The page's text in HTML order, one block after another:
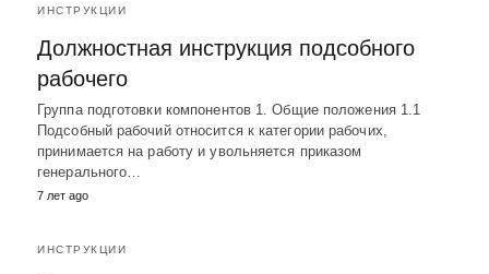
ИНСТРУКЦИИ
Должностная инструкция подсобного
рабочего
Группа подготовки компонентов 1. Общие положения 1.1
Подсобный рабочий относится к категории рабочих,
принимается на работу и увольняется приказом
генерального…
7 лет ago
ИНСТРУКЦИИ